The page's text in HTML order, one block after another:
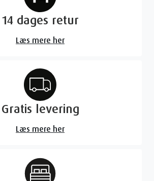
14 dages retur
Læs mere her
Gratis levering
Læs mere her